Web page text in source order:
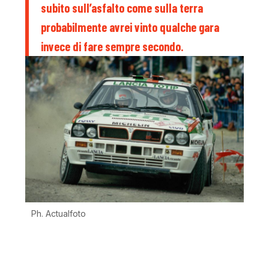
subito sull’asfalto come sulla terra
probabilmente avrei vinto qualche gara
invece di fare sempre secondo.
Ph. Actualfoto